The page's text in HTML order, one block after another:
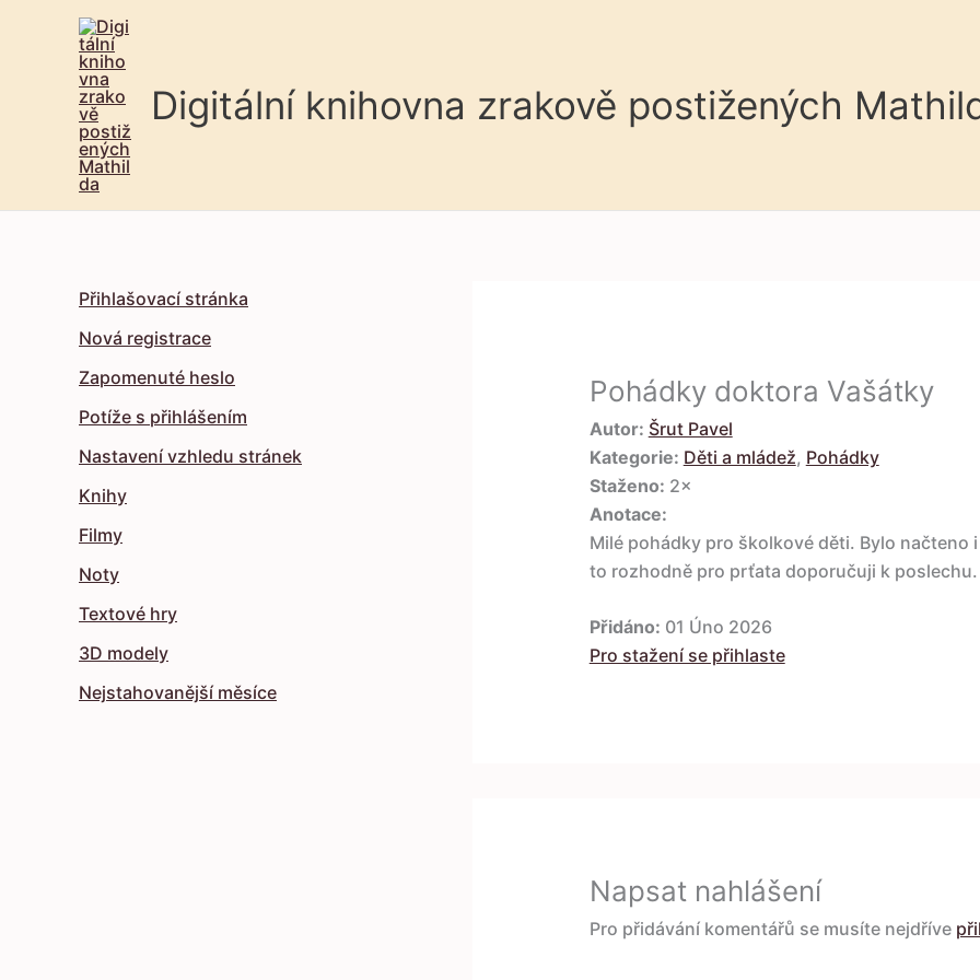
Digitální knihovna zrakově postižených
Přihlašovací stránka
Nová registrace
Zapomenuté heslo
Potíže s přihlášením
Nastavení vzhledu stránek
Knihy
Filmy
Noty
Textové hry
3D modely
Nejstahovanější měsíce
Pohádky doktora Vašátky
Autor: Šrut Pavel
Kategorie: Děti a mládež, Pohádky
Staženo: 2×
Anotace:
Milé pohádky pro školkové děti. Bylo načteno
to rozhodně pro prťata doporučuji k poslechu.
Přidáno: 01 Úno 2026
Pro stažení se přihlaste
Napsat nahlášení
Pro přidávání komentářů se musíte nejdříve